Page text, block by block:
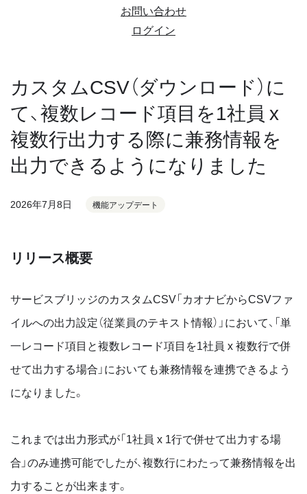
お問い合わせ
ログイン
カスタムCSV（ダウンロード）に
て、複数レコード項目を1社員 x
複数行出力する際に兼務情報を
出力できるようになりました
2026年7月8日 機能アップデート
リリース概要
サービスブリッジのカスタムCSV「カオナビからCSVファ
イルへの出力設定（従業員のテキスト情報）」において、「単
一レコード項目と複数レコード項目を1社員 x 複数行で併
せて出力する場合」においても兼務情報を連携できるよう
になりました。
これまでは出力形式が「1社員 x 1行で併せて出力する場
合」のみ連携可能でしたが、複数行にわたって兼務情報を出
力することが出来ます。